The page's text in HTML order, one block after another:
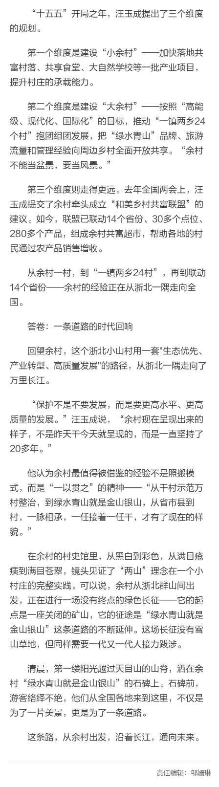
“十五五”开局之年，汪玉成提出了三个维度
的规划。
第一个维度是建设“小余村”——加快落地共
富村落、共享食堂、大自然学校等一批产业项目，
提升村庄的承载能力。
第二个维度是建设“大余村”——按照“高能
级、现代化、国际化”的目标，推动“一镇两乡24
个村”抱团组团发展，把“绿水青山”品牌、旅游
流量和管理经验向周边乡村全面开放共享。“余村
不能当盆景，要当风景。”
第三个维度则走得更远。去年全国两会上，汪
玉成提交了余村牵头成立“和美乡村共富联盟”的
建议。如今，联盟已联动14个省份、30多个点位、
280多个产品，组成余村共富超市，帮助各地的村
民通过农产品销售增收。
从余村一村，到“一镇两乡24村”，再到联动
14个省份——余村的经验正在从浙北一隅走向全
国。
答卷：一条道路的时代回响
回望余村，这个浙北小山村用一套"生态优先、
产业转型、高质量发展"的路径，从浙北一隅走向了
万里长江。
“保护不是不要发展，而是要更高水平、更高
质量的发展。”汪玉成说，“余村现在呈现出来的
样子，不是昨天干今天就呈现的，而是一直坚持了
20多年。”
他认为余村最值得被借鉴的经验不是照搬模
式，而是“一以贯之”的精神——“从千村示范万
村整治，到绿水青山就是金山银山，从省市县到
村，一脉相承，一任接着一任干，才有了现在的样
貌。”
在余村的村史馆里，从黑白到彩色，从满目疮
痍到满目苍翠，镜头见证了“两山”理念在一个小
村庄的完整实践。可以说，余村从浙北群山间出
发，正在进行一场没有终点的绿色长征——它的起
点是一座关闭的矿山，它的征途是“绿水青山就是
金山银山”这条道路的不断延伸。这场长征没有雪
山草地，但同样需要一代又一代人接力跋涉。
清晨，第一缕阳光越过天目山的山脊，洒在余
村“绿水青山就是金山银山”的石碑上。石碑前，
游客络绎不绝，他们从全国各地来到这里，不仅是
为了一片美景，更是为了一条道路。
这条路，从余村出发，沿着长江，通向未来。
责任编辑：邹姗琳